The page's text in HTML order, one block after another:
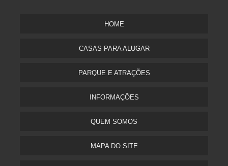
HOME
CASAS PARA ALUGAR
PARQUE E ATRAÇÕES
INFORMAÇÕES
QUEM SOMOS
MAPA DO SITE